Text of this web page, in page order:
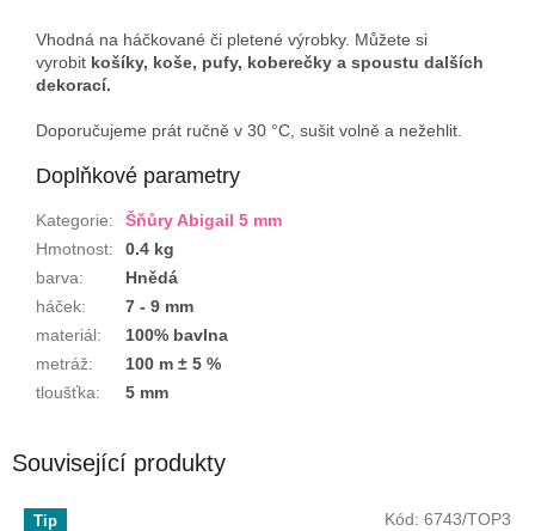
Vhodná na háčkované či pletené výrobky. Můžete si
vyrobit košíky, koše, pufy, koberečky a spoustu dalších
dekorací.
Doporučujeme prát ručně v 30 °C, sušit volně a nežehlit.
Doplňkové parametry
Kategorie:
Šňůry Abigail 5 mm
Hmotnost:
0.4 kg
barva:
Hnědá
háček:
7 - 9 mm
materiál:
100% bavlna
metráž:
100 m ± 5 %
tloušťka: 5 mm
Související produkty
Tip Kód: 6743/TOP3